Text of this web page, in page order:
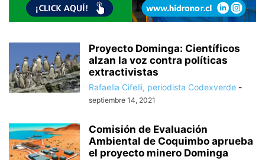
Proyecto Dominga: Científicos
alzan la voz contra políticas
extractivistas
Rafaella Cifelli, periodista Codexverde -
septiembre 14, 2021
Comisión de Evaluación
Ambiental de Coquimbo aprueba
el proyecto minero Dominga